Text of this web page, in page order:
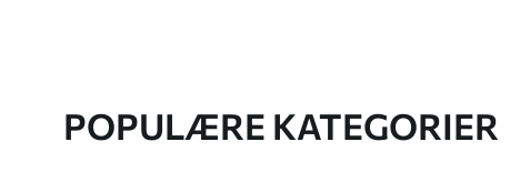
POPULÆRE KATEGORIER